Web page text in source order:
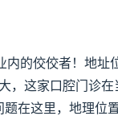
内的佼佼者！地址
，这家口腔门诊
在这里，地理位